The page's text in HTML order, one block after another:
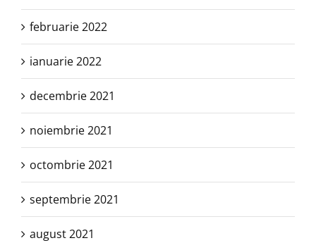
februarie 2022
ianuarie 2022
decembrie 2021
noiembrie 2021
octombrie 2021
septembrie 2021
august 2021